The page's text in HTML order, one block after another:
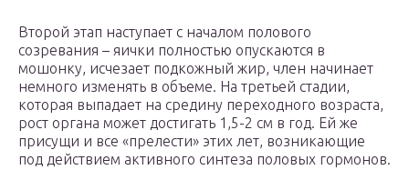
Второй этап наступает с началом полового
созревания – яички полностью опускаются в
мошонку, исчезает подкожный жир, член начинает
немного изменять в объеме. На третьей стадии,
которая выпадает на средину переходного возраста,
рост органа может достигать 1,5-2 см в год. Ей же
присущи и все «прелести» этих лет, возникающие
под действием активного синтеза половых гормонов.